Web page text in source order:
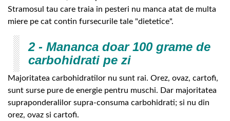
Stramosul tau care traia in pesteri nu manca atat de multa
miere pe cat contin fursecurile tale "dietetice".
2 - Mananca doar 100 grame de
carbohidrati pe zi
Majoritatea carbohidratilor nu sunt rai. Orez, ovaz, cartofi,
sunt surse pure de energie pentru muschi. Dar majoritatea
supraponderalilor supra-consuma carbohidrati; si nu din
orez, ovaz si cartofi.